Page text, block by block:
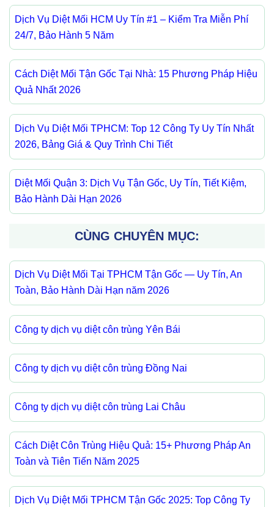
Dịch Vụ Diệt Mối HCM Uy Tín #1 – Kiểm Tra Miễn Phí
24/7, Bảo Hành 5 Năm
Cách Diệt Mối Tận Gốc Tại Nhà: 15 Phương Pháp Hiệu
Quả Nhất 2026
Dịch Vụ Diệt Mối TPHCM: Top 12 Công Ty Uy Tín Nhất
2026, Bảng Giá & Quy Trình Chi Tiết
Diệt Mối Quận 3: Dịch Vụ Tận Gốc, Uy Tín, Tiết Kiệm,
Bảo Hành Dài Hạn 2026
CÙNG CHUYÊN MỤC:
Dịch Vụ Diệt Mối Tại TPHCM Tận Gốc — Uy Tín, An
Toàn, Bảo Hành Dài Hạn năm 2026
Công ty dịch vụ diệt côn trùng Yên Bái
Công ty dịch vụ diệt côn trùng Đồng Nai
Công ty dịch vụ diệt côn trùng Lai Châu
Cách Diệt Côn Trùng Hiệu Quả: 15+ Phương Pháp An
Toàn và Tiên Tiến Năm 2025
Dịch Vụ Diệt Mối TPHCM Tận Gốc 2025: Top Công Ty